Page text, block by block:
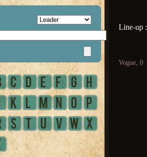
Line-up :
Vogue, 0